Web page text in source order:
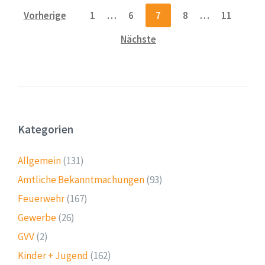
Seitennummerierung
Vorherige 1 … 6 7 8 …
11
Nächste
Kategorien
Allgemein(131)
Amtliche Bekanntmachungen(93)
Feuerwehr(167)
Gewerbe(26)
GVV(2)
Kinder + Jugend (162)